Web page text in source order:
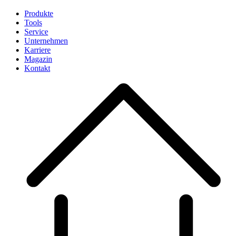
Produkte
Tools
Service
Unternehmen
Karriere
Magazin
Kontakt